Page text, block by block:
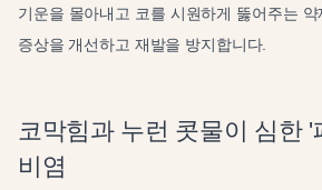
기운을 몰아내고 코를 시원하게 뚫어주는
증상을 개선하고 재발을 방지합니다.
코막힘과 누런 콧물이 심한 '
비염